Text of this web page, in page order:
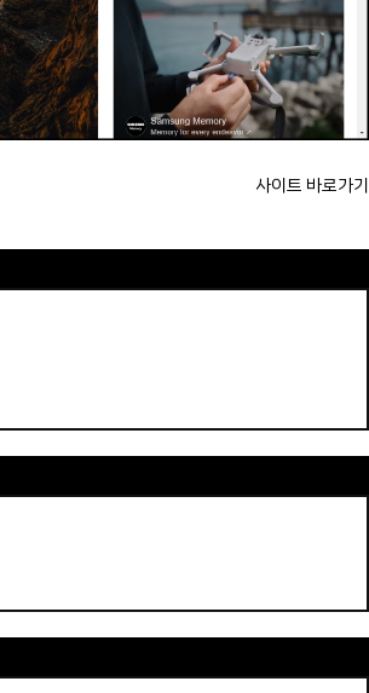
사이트 바로가기